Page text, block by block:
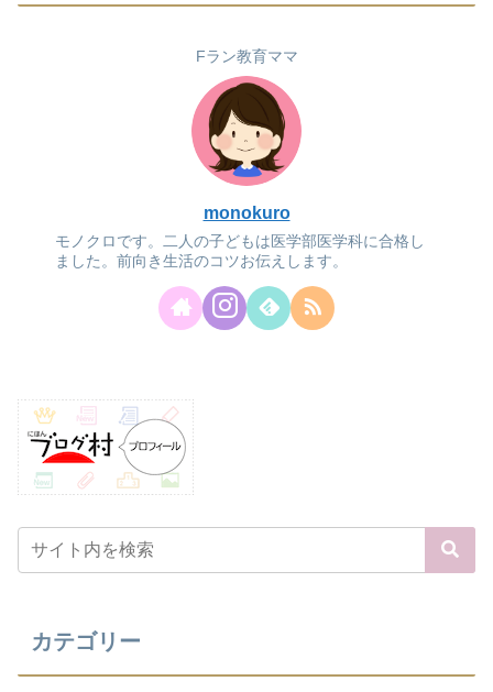
Fラン教育ママ
monokuro
モノクロです。二人の子どもは医学部医学科に合格し
ました。前向き生活のコツお伝えします。
カテゴリー